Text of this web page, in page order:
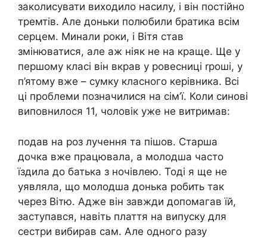
заколисувати виходило насилу, і він постійно
тремтів. Але доньки полюбили братика всім
серцем. Минали роки, і Вітя став
змінюватися, але аж ніяк не на краще. Ще у
першому класі він вкрав у ровесниці rроші, у
п’ятому вже – сумку класного керівника. Всі
ці проблеми позначилися на сім’ї. Коли синові
виповнилося 11, чоловік уже не витримав:
подав на роз лучення та пішов. Старша
дочка вже працювала, а молодша часто
їздила до батька з ночівлею. Тоді я ще не
уявляла, що молодша донька робить так
через Вітю. Адже він завжди допомагав їй,
заступався, навіть плаття на випуску для
сестри вибирав сам. Але одного разу